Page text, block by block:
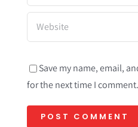
Save my name, email,
for the next time I comment.